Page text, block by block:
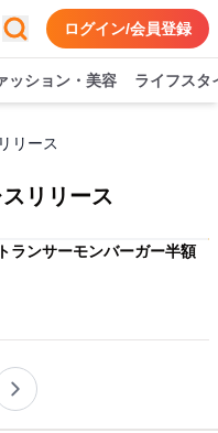
ログイン/会員登録
ッション・美容 ライフスタ
リース
リリース
ンサーモンバーガー半額